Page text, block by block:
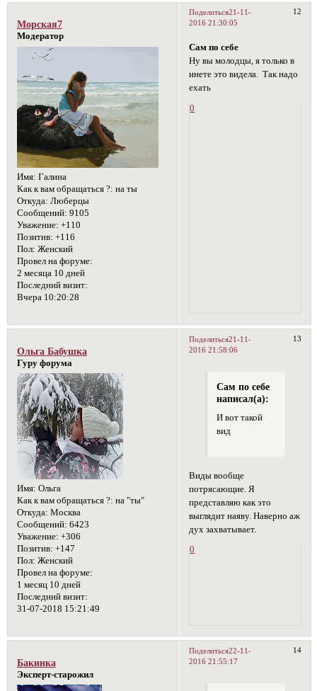
Поделиться 12
21-11-
2016 21:30:05
Морская7
Модератор
Имя: Галина
Как к вам обращаться ?: на ты
Откуда: Люберцы
Сообщений: 9105
Уважение: +110
Позитив: +116
Пол: Женский
Провел на форуме:
2 месяца 10 дней
Последний визит:
Вчера 10:20:28
Сам по себе
Ну вы молодцы, я только в
инете это видела. Так надо
ехать
0
Поделиться 13
21-11-
2016 21:58:06
Ольга Бабушка
Гуру форума
Имя: Ольга
Как к вам обращаться ?: на "ты"
Откуда: Москва
Сообщений: 6423
Уважение: +306
Позитив: +147
Пол: Женский
Провел на форуме:
1 месяц 10 дней
Последний визит:
31-07-2018 15:21:49
Сам по себе
написал(а):
И вот такой
вид
Виды вообще
потрясающие. Я
представляю как это
выглядит наяву. Наверно аж
дух захватывает.
0
Поделиться 14
22-11-
2016 21:55:17
Бакинка
Эксперт-старожил